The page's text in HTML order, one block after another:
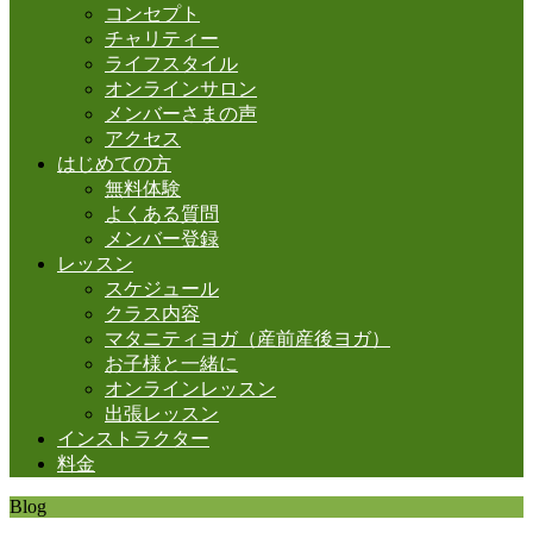
コンセプト
チャリティー
ライフスタイル
オンラインサロン
メンバーさまの声
アクセス
はじめての方
無料体験
よくある質問
メンバー登録
レッスン
スケジュール
クラス内容
マタニティヨガ（産前産後ヨガ）
お子様と一緒に
オンラインレッスン
出張レッスン
インストラクター
料金
Blog